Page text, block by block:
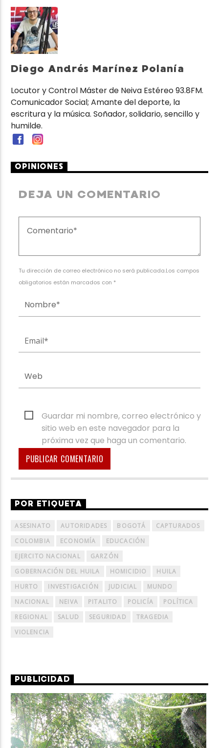
Diego Andrés Marínez Polanía
Locutor y Control Máster de Neiva Estéreo 93.8FM.
Comunicador Social; Amante del deporte, la
escritura y la música. Soñador, solidario, sencillo y
humilde.
OPINIONES
DEJA UN COMENTARIO
Tu dirección de correo electrónico no será publicada.Los campos
obligatorios están marcados con *
Guardar mi nombre, correo electrónico y
sitio web en este navegador para la
próxima vez que haga un comentario.
POR ETIQUETA
ASESINATO AUTORIDADES BOGOTÁ
CAPTURADOS
COLOMBIA
ECONOMÍA
EDUCACIÓN
EJERCITO NACIONAL
GARZÓN
GOBERNACIÓN DEL HUILA
HOMICIDIO
HUILA
HURTO
INVESTIGACIÓN JUDICIAL
MUNDO
NACIONAL
NEIVA PITALITO POLICÍA
POLÍTICA
REGIONAL
SALUD SEGURIDAD
TRAGEDIA
VIOLENCIA
PUBLICIDAD